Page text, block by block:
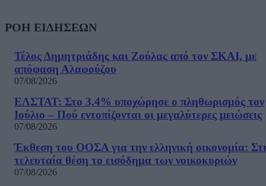
ΡΟΗ ΕΙΔΗΣΕΩΝ
Τέλος Δημητριάδης και Ζούλας από τον ΣΚΑΙ, με
απόφαση Αλαφούζου
07/08/2026
ΕΛΣΤΑΤ: Στο 3,4% υποχώρησε ο πληθωρισμός τον
Ιούλιο – Πού εντοπίζονται οι μεγαλύτερες μειώσεις
07/08/2026
Έκθεση του ΟΟΣΑ για την ελληνική οικονομία:
τελευταία θέση το εισόδημα των νοικοκυριών
07/08/2026